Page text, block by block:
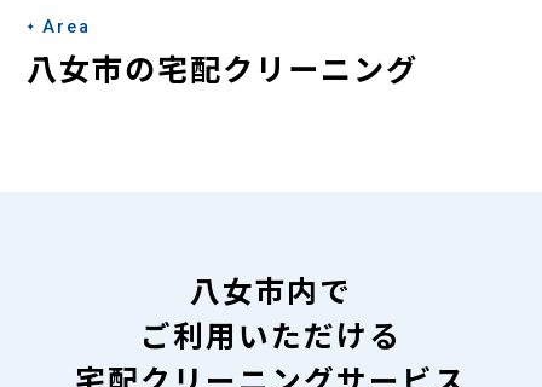
宅
配
Area
八女市の宅配クリーニング
八女市内で
ご利用いただける